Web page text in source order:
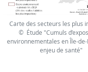
Carte des secteurs les plus
© Étude "Cumuls
environnementales en Île-
enjeu de santé"